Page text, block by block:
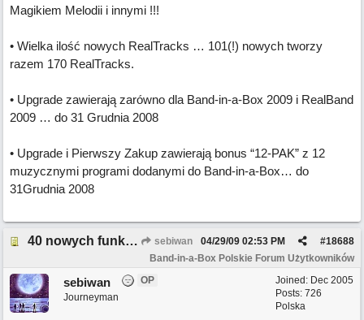
Magikiem Melodii i innymi !!!
• Wielka ilość nowych RealTracks … 101(!) nowych tworzy
razem 170 RealTracks.
• Upgrade zawierają zarówno dla Band-in-a-Box 2009 i RealBand
2009 … do 31 Grudnia 2008
• Upgrade i Pierwszy Zakup zawierają bonus “12-PAK” z 12
muzycznymi programi dodanymi do Band-in-a-Box… do
31Grudnia 2008
40 nowych funkcji Band-in-a-Box 2009 dla Windows sebiwan #18688
04/29/09 02:53 PM
Band-in-a-Box Polskie Forum Użytkowników
Joined: Dec 2005
Posts: 726
Polska
sebiwan
OP
Journeyman